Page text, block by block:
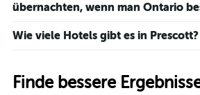
übernachten, wenn man Ontario
Wie viele Hotels gibt es in Prescott?
Finde bessere